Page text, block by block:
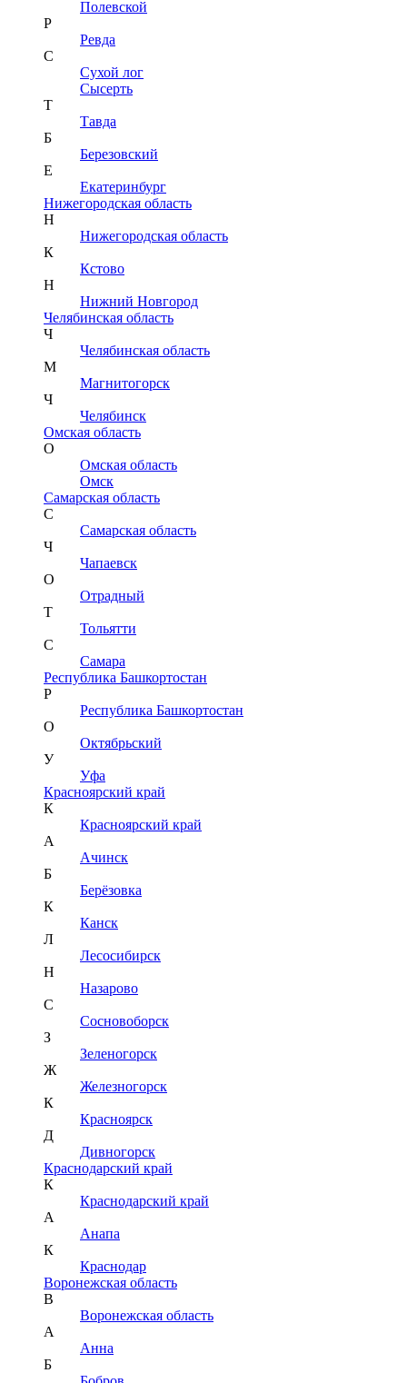
Полевской
Р
Ревда
С
Сухой лог
Сысерть
Т
Тавда
Б
Березовский
Е
Екатеринбург
Нижегородская область
Н
Нижегородская область
К
Кстово
Н
Нижний Новгород
Челябинская область
Ч
Челябинская область
М
Магнитогорск
Ч
Челябинск
Омская область
О
Омская область
Омск
Самарская область
С
Самарская область
Ч
Чапаевск
О
Отрадный
Т
Тольятти
С
Самара
Республика Башкортостан
Р
Республика Башкортостан
О
Октябрьский
У
Уфа
Красноярский край
К
Красноярский край
А
Ачинск
Б
Берёзовка
К
Канск
Л
Лесосибирск
Н
Назарово
С
Сосновоборск
З
Зеленогорск
Ж
Железногорск
К
Красноярск
Д
Дивногорск
Краснодарский край
К
Краснодарский край
А
Анапа
К
Краснодар
Воронежская область
В
Воронежская область
А
Анна
Б